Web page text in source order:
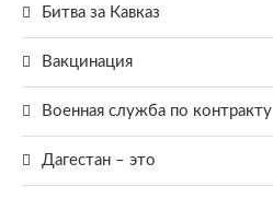
Битва за Кавказ
Вакцинация
Военная служба по контракту
Дагестан – это